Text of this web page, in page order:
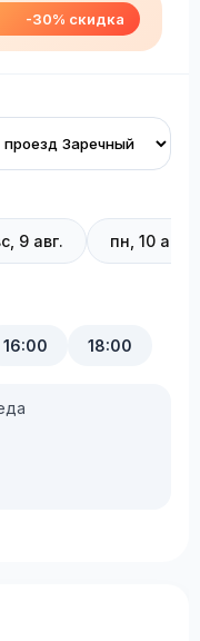
-30% скидка
9 авг. пн, 10 авг.
16:00 18:00